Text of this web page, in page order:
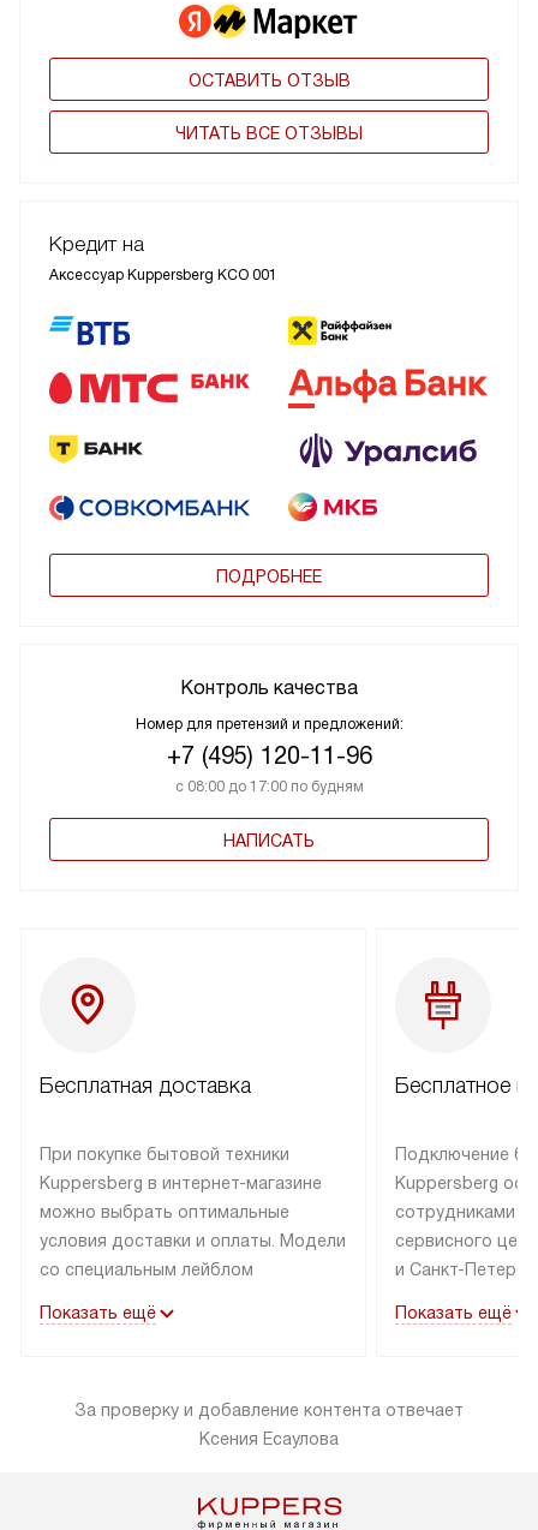
ОСТАВИТЬ ОТЗЫВ
ЧИТАТЬ ВСЕ ОТЗЫВЫ
Кредит на
Аксессуар Kuppersberg KCO 001
ПОДРОБНЕЕ
Контроль качества
Номер для претензий и предложений:
+7 (495) 120-11-96
с 08:00 до 17:00 по будням
НАПИСАТЬ
Бесплатная доставка
При покупке бытовой техники
Kuppersberg в интернет-магазине
можно выбрать оптимальные
условия доставки и оплаты. Модели
со специальным лейблом
в пределах МКАД до подъезда,
«в наличии» может быть отправлен
покупателю в течение трех дней.
и другие регионы осуществляется
Показать ещё
Бесплатное
Подключение
Kuppersberg
сотрудниками
сервисного
и Санкт-
подключается к
за пределы
Показать ещё
За проверку и добавление контента отвечает
Ксения Есаулова